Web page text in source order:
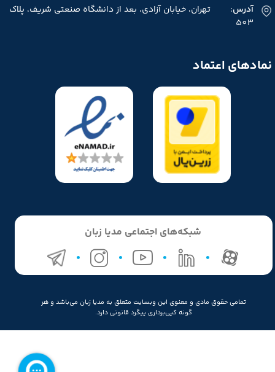
نمادهای اعتماد
تمامی حقوق مادی و معنوی این وبسایت متعلق به مدیا زبان می‌باشد و هر
گونه کپی‌برداری پیگرد قانونی دارد.
آدرس: تهران، خیابان آزادی، بعد از دانشگاه صنعتی شریف، پلاک
503
شبکه‌های اجتماعی مدیا زبان